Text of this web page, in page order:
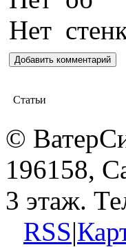
Статьи
©
196158,
3 этаж.
RSS|